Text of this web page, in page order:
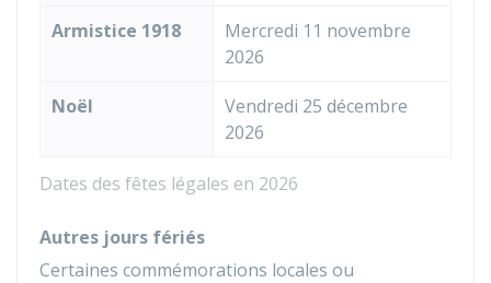
Dates des fêtes légales en 2026
Armistice 1918
Mercredi 11 novembre
2026
Noël
Vendredi 25 décembre
2026
Autres jours fériés
Certaines commémorations locales ou